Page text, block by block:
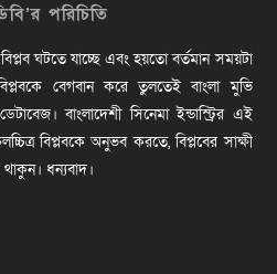
পরিচিতি
ঘটতে যাচ্ছে এবং হয়তো বর্তমান সময়টা
বেগবান করে তুলতেই বাংলা মুভি
বাংলাদেশী সিনেমা ইন্ডাস্ট্রির এই
বিপ্লবকে অনুভব করতে, বিপ্লবের সাক্ষী
ধন্যবাদ।